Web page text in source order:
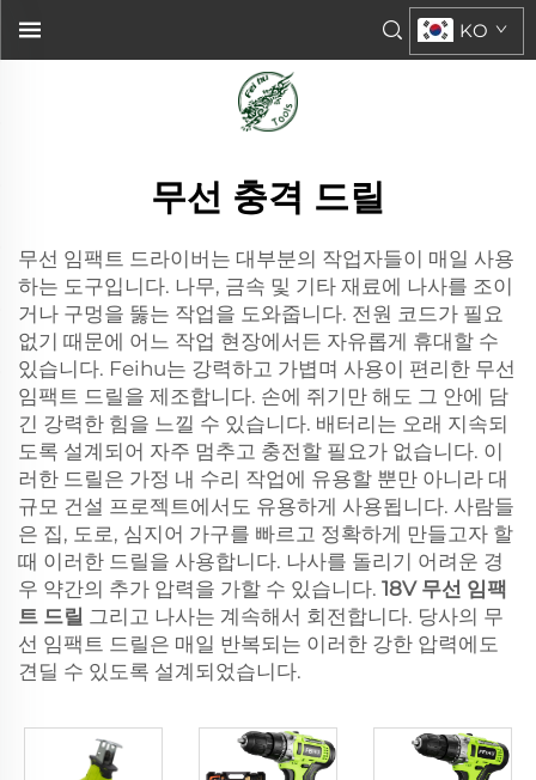
KO
무선 충격 드릴
무선 임팩트 드라이버는 대부분의 작업자들이 매일 사용
하는 도구입니다. 나무, 금속 및 기타 재료에 나사를 조이
거나 구멍을 뚫는 작업을 도와줍니다. 전원 코드가 필요
없기 때문에 어느 작업 현장에서든 자유롭게 휴대할 수
있습니다. Feihu는 강력하고 가볍며 사용이 편리한 무선
임팩트 드릴을 제조합니다. 손에 쥐기만 해도 그 안에 담
긴 강력한 힘을 느낄 수 있습니다. 배터리는 오래 지속되
도록 설계되어 자주 멈추고 충전할 필요가 없습니다. 이
러한 드릴은 가정 내 수리 작업에 유용할 뿐만 아니라 대
규모 건설 프로젝트에서도 유용하게 사용됩니다. 사람들
은 집, 도로, 심지어 가구를 빠르고 정확하게 만들고자 할
때 이러한 드릴을 사용합니다. 나사를 돌리기 어려운 경
우 약간의 추가 압력을 가할 수 있습니다. 18V 무선 임팩
트 드릴 그리고 나사는 계속해서 회전합니다. 당사의 무
선 임팩트 드릴은 매일 반복되는 이러한 강한 압력에도
견딜 수 있도록 설계되었습니다.